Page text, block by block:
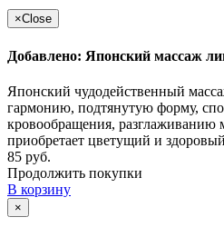
×Close
Добавлено: Японский массаж
Японский чудодейственный
гармонию, подтянутую форму,
кровообращения,
приобретает цветущий и
85 руб.
Продолжить покупки
В корзину
×